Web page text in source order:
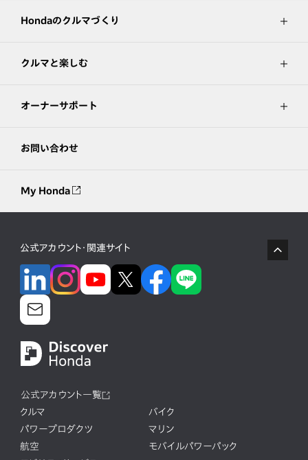
Hondaのクルマづくり
クルマと楽しむ
オーナーサポート
お問い合わせ
My Honda
公式アカウント・関連サイト
公式アカウント一覧
クルマ
バイク
パワープロダクツ
マリン
航空
モバイルパワーパック